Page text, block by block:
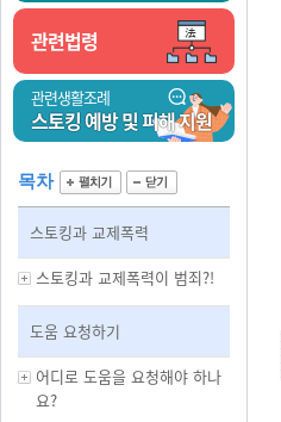
관련법령
관련생활조례
스토킹 예방 및 피해 지원
목차
스토킹과 교제폭력
스토킹과 교제폭력이 범죄?!
도움 요청하기
어디로 도움을 요청해야 하나
요?